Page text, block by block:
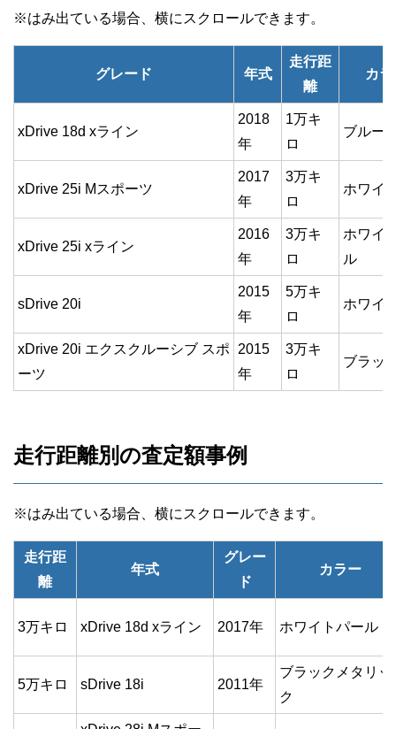
グレード 年式
走行距
離
カ
xDrive 18d xライン
2018
年
1万キ
ロ
ブルー
xDrive 25i Mスポーツ
2017
年
3万キ
ロ
ホワイ
xDrive 25i xライン
2016
年
3万キ
ロ
ホワイ
ル
sDrive 20i
2015
年
5万キ
ロ
ホワイ
xDrive 20i エクスクルーシブ スポ
ーツ
2015
年
3万キ
ロ
ブラッ
走行距離別の査定額事例
走行距
離
年式
グレー
ド
カラー
3万キロ xDrive 18d xライン 2017年 ホワイトパール
5万キロ sDrive 18i 2011年
ブラックメタリッ
ク